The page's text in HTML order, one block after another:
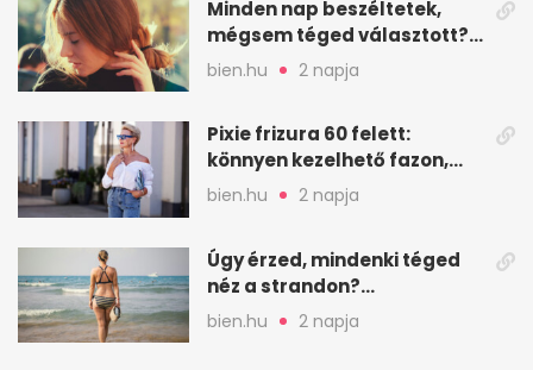
Minden nap beszéltetek,
mégsem téged választott?
Ez az érzelmi csapda
bien.hu 2 napja
Pixie frizura 60 felett:
könnyen kezelhető fazon,
ami karaktert ad
bien.hu 2 napja
Úgy érzed, mindenki téged
néz a strandon?
Pszichológusok szerint más
áll a háttérben
bien.hu 2 napja